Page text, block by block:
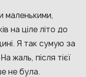
маленькими,
на ціле літо до
Я так сумую за
жаль, після тієї
не була.